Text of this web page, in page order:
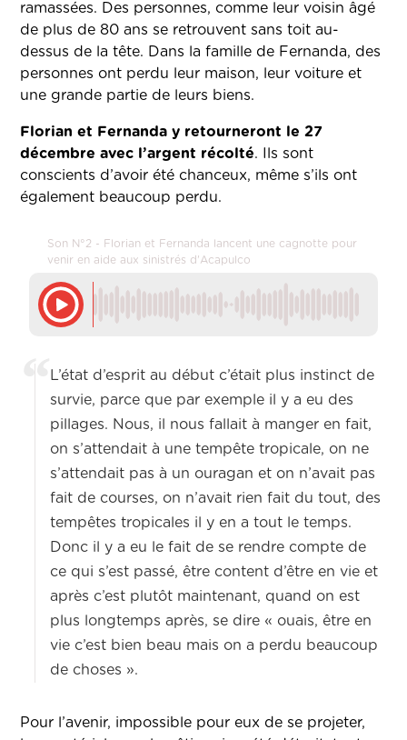
ramassées. Des personnes, comme leur voisin âgé
de plus de 80 ans se retrouvent sans toit au-
dessus de la tête. Dans la famille de Fernanda, des
personnes ont perdu leur maison, leur voiture et
une grande partie de leurs biens.
Florian et Fernanda y retourneront le 27
décembre avec l’argent récolté. Ils sont
conscients d’avoir été chanceux, même s’ils ont
également beaucoup perdu.
Son N°2 - Florian et Fernanda lancent une cagnotte pour
venir en aide aux sinistrés d'Acapulco
L’état d’esprit au début c’était plus instinct de
survie, parce que par exemple il y a eu des
pillages. Nous, il nous fallait à manger en fait,
on s’attendait à une tempête tropicale, on ne
s’attendait pas à un ouragan et on n’avait pas
fait de courses, on n’avait rien fait du tout, des
tempêtes tropicales il y en a tout le temps.
Donc il y a eu le fait de se rendre compte de
ce qui s’est passé, être content d’être en vie et
après c’est plutôt maintenant, quand on est
plus longtemps après, se dire « ouais, être en
vie c’est bien beau mais on a perdu beaucoup
de choses ».
Pour l’avenir, impossible pour eux de se projeter,